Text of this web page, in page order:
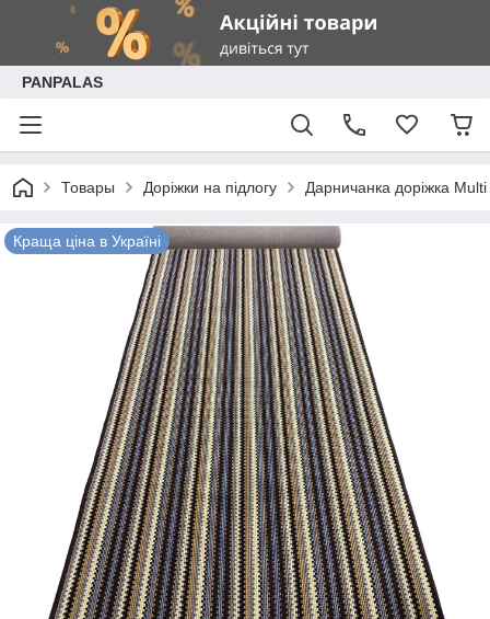
PANPALAS
Товары Доріжки на підлогу Дарничанка доріжка
Краща ціна в Україні